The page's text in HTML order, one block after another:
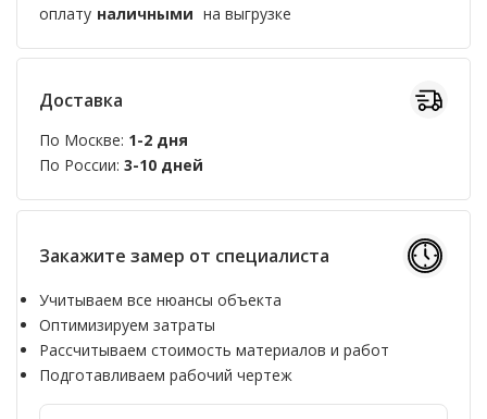
оплату наличными на выгрузке
Доставка
По Москве: 1-2 дня
По России: 3-10 дней
Закажите замер от специалиста
Учитываем все нюансы объекта
Оптимизируем затраты
Рассчитываем стоимость материалов и работ
Подготавливаем рабочий чертеж